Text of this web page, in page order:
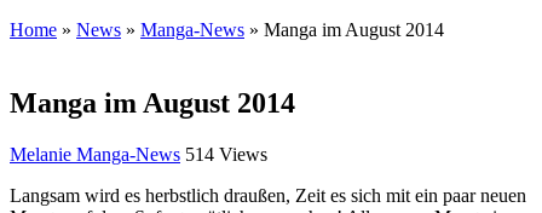
Home » News » Manga-News » Manga im August 2014
Manga im August 2014
Melanie Manga-News 514 Views
Langsam wird es herbstlich draußen, Zeit es sich mit ein paar neuen